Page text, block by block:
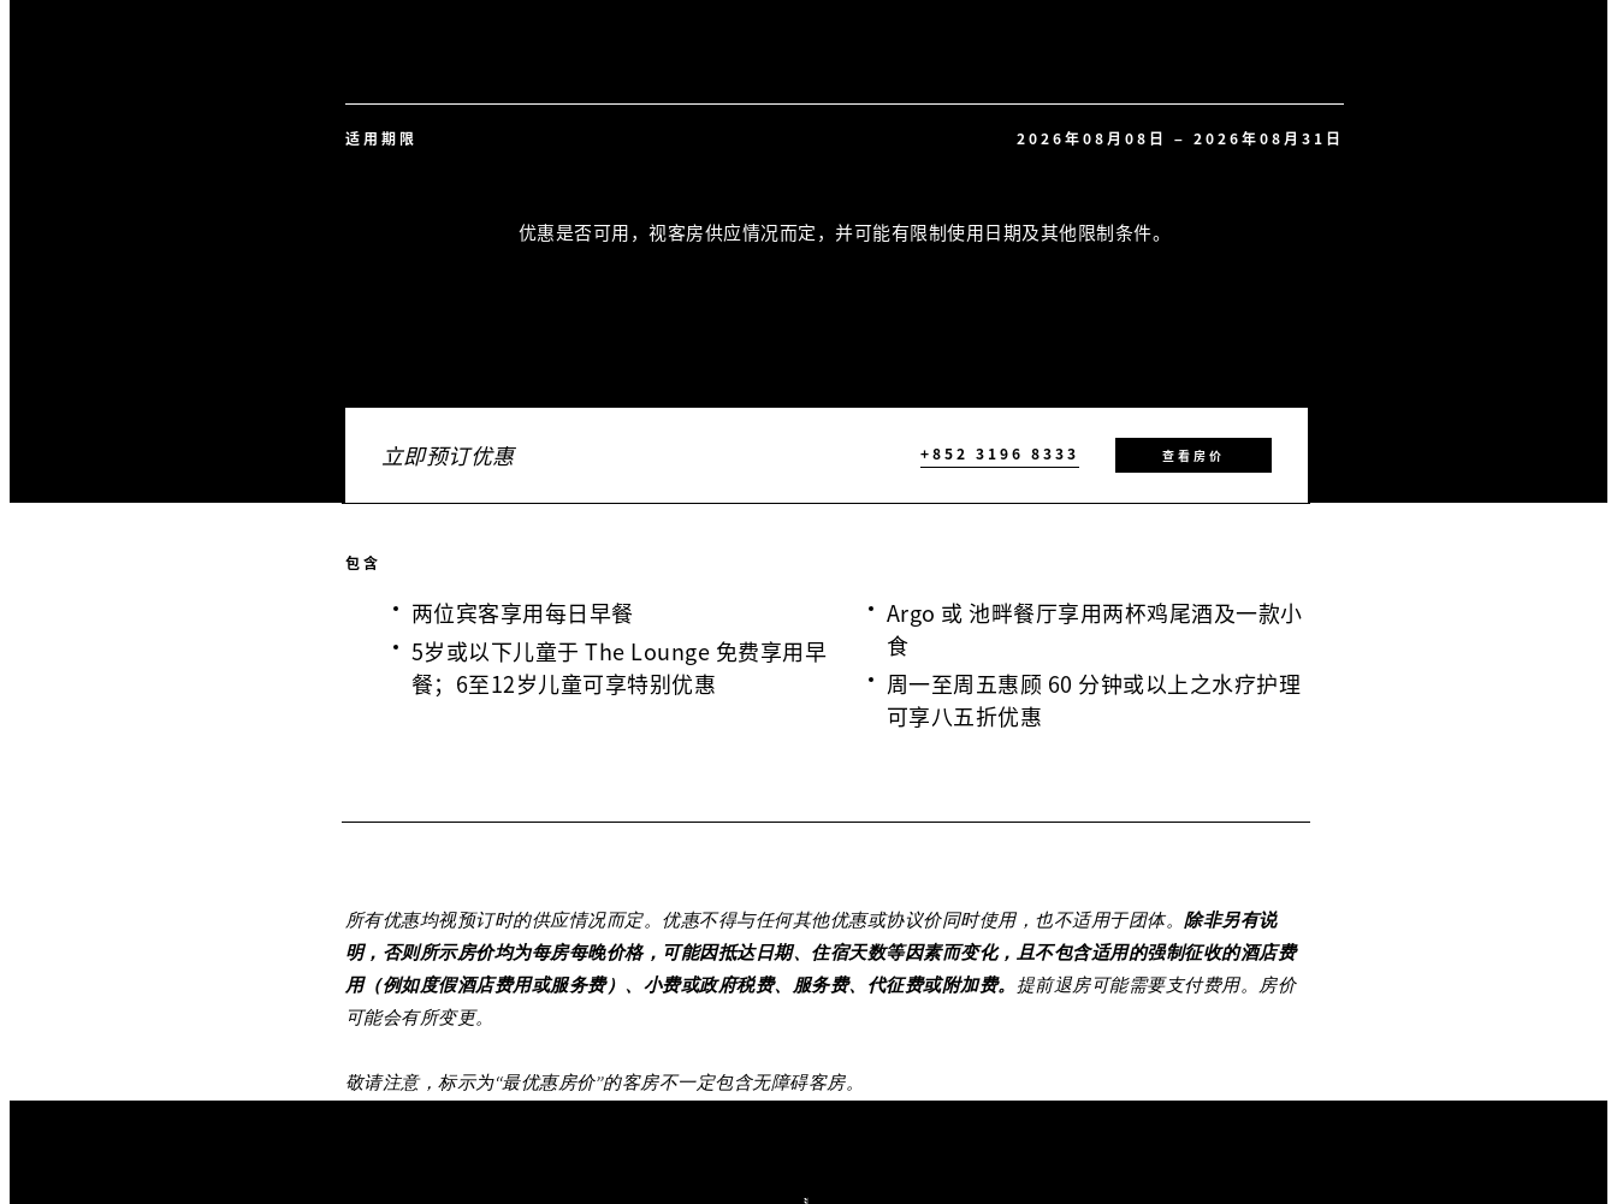
适用期限 2026年08月08日 – 2026年08月31日
优惠是否可用，视客房供应情况而定，并可能有限制使用日期及其他限制条件。
立即预订优惠 +852 3196 8333 查看房价
包含
两位宾客享用每日早餐
5岁或以下儿童于 The Lounge 免费享用早
餐；6至12岁儿童可享特别优惠
Argo 或 池畔餐厅享用两杯鸡尾酒及一款小
食
周一至周五惠顾 60 分钟或以上之水疗护理
可享八五折优惠
所有优惠均视预订时的供应情况而定。优惠不得与任何其他优惠或协议价同时使用，也不适用于团体。除非另有说
明，否则所示房价均为每房每晚价格，可能因抵达日期、住宿天数等因素而变化，且不包含适用的强制征收的酒店费
用（例如度假酒店费用或服务费）、小费或政府税费、服务费、代征费或附加费。 提前退房可能需要支付费用。房价
可能会有所变更。
敬请注意，标示为“最优惠房价”的客房不一定包含无障碍客房。